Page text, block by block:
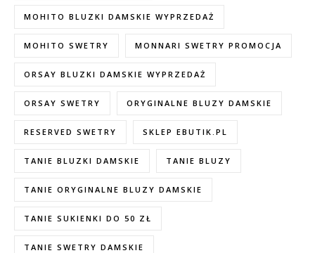
MOHITO BLUZKI DAMSKIE WYPRZEDAŻ
MOHITO SWETRY MONNARI SWETRY PROMOCJA
ORSAY BLUZKI DAMSKIE WYPRZEDAŻ
ORSAY SWETRY ORYGINALNE BLUZY DAMSKIE
RESERVED SWETRY SKLEP EBUTIK.PL
TANIE BLUZKI DAMSKIE TANIE BLUZY
TANIE ORYGINALNE BLUZY DAMSKIE
TANIE SUKIENKI DO 50 ZŁ
TANIE SWETRY DAMSKIE